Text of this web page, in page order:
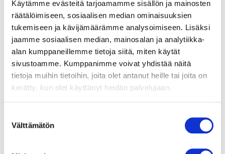
Käytämme evästeitä tarjoamamme sisällön ja mainosten
räätälöimiseen, sosiaalisen median ominaisuuksien
tukemiseen ja kävijämäärämme analysoimiseen. Lisäksi
jaamme sosiaalisen median, mainosalan ja analytiikka-
alan kumppaneillemme tietoja siitä, miten käytät
sivustoamme. Kumppanimme voivat yhdistää näitä
tietoja muihin tietoihin, joita olet antanut heille tai joita on
kerätty, kun olet käyttänyt heidän palvelujaan.
valinta
Välttämätön
kansalaisyhteiskunnan toimijoiden tekemästä
yhteistyöstä. Työryhmien lisäksi nuoret ovat
tehneet yhteistyötä paikallisten järjestöjen ja
muiden kansalaisyhteiskunnan toimijoiden
kanssa.
Taksvärkin kehitysyhteistyön tukemissa
osallisuuteen ja vammaisinkluusion
ja nuortenryhmien välistä yhteistyötä lisätään, ja